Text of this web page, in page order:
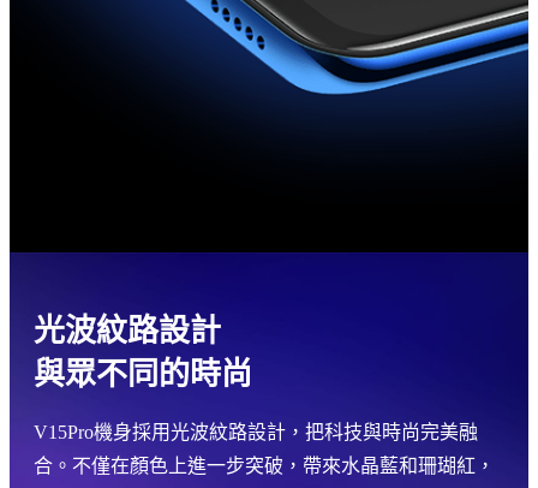
光波紋路設計
與眾不同的時尚
V15Pro機身採用光波紋路設計，把科技與時尚完美融
合。不僅在顏色上進一步突破，帶來水晶藍和珊瑚紅，